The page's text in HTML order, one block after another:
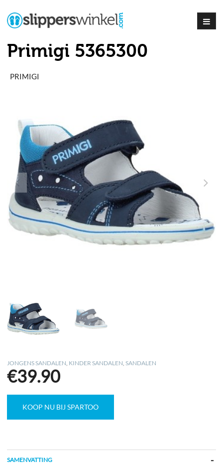
Primigi 5365300
PRIMIGI
JONGENS SANDALEN KINDER SANDALEN ,SANDALEN
€39.90
KOOP NU BIJ SPARTOO
SAMENVATTING